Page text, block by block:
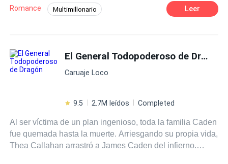
Ferguson?”. Ella sonrió y dijo: “Porque tengo que heredar
mi propia fortuna familiar de mil millones de dólares…”
heredera multimillonaria pudiera hablar, una voz seria
llegó desde lejos. "No, son todas noticias falsas". Eric
Ferguson apareció entre la multitud. “También tengo una
¿por qué no hereda la fortuna de mi familia?
Romance Multimillonario
Contemporánea Familia adinerada
Leer
El General Todopoderoso de Dragón
Caruaje Loco
9.5 2.7M leídos Completed
Al ser víctima de un plan ingenioso, toda la familia Caden
fue quemada hasta la muerte. Arriesgando su propia vida,
Thea Callahan arrastró a James Caden del infierno.